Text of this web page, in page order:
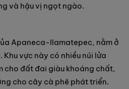
và hậu vị ngọt ngào.
Apaneca-Ilamatepec, nằm ở
vực này có nhiều núi lửa
cho đất đai giàu khoáng chất,
cho cây cà phê phát triển.